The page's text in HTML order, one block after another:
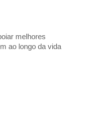
melhores
ao longo da vida